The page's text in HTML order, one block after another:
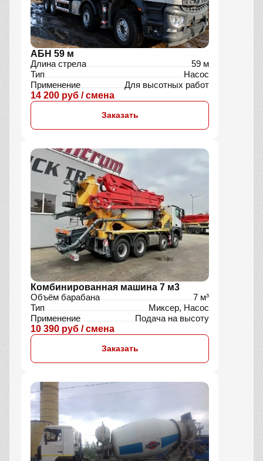
АБН 59 м
Длина стрела
59 м
Тип
Насос
Применение
Для высотных работ
14 200 руб / смена
Заказать
Комбинированная машина 7 м3
Объём барабана
7 м³
Тип
Миксер, Насос
Применение
Подача на высоту
10 390 руб / смена
Заказать